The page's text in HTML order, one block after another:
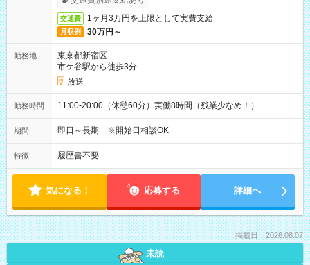
交通費 1ヶ月3万円を上限として実費支給
月収例 30万円～
勤務地
東京都新宿区
市ケ谷駅から徒歩3分
放送
勤務時間 11:00-20:00（休憩60分）実働8時間（残業少なめ！）
期間 即日～長期 ※開始日相談OK
特徴 履歴書不要
気になる！ 応募する 詳細へ
掲載日：2026.08.07
未読